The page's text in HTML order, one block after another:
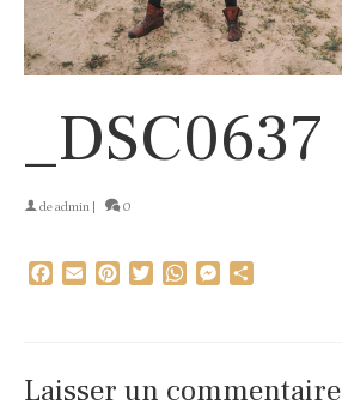
_DSC0637
deadmin 0
Facebook
EmailPinterestTwitterWhatsAppMessenger
Laisser un commentaire